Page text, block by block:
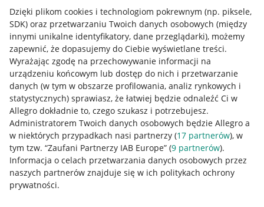
Dzięki plikom cookies i technologiom pokrewnym (np. piksele,
SDK) oraz przetwarzaniu Twoich danych osobowych (między
innymi unikalne identyfikatory, dane przeglądarki), możemy
zapewnić, że dopasujemy do Ciebie wyświetlane treści.
Wyrażając zgodę na przechowywanie informacji na
urządzeniu końcowym lub dostęp do nich i przetwarzanie
danych (w tym w obszarze profilowania, analiz rynkowych i
statystycznych) sprawiasz, że łatwiej będzie odnaleźć Ci w
Allegro dokładnie to, czego szukasz i potrzebujesz.
Administratorem Twoich danych osobowych będzie Allegro a
w niektórych przypadkach nasi partnerzy (17 partnerów), w
tym tzw. “Zaufani Partnerzy IAB Europe” (9 partnerów).
Informacja o celach przetwarzania danych osobowych przez
naszych partnerów znajduje się w ich politykach ochrony
prywatności.
Przydatne informacje
Jak to działa